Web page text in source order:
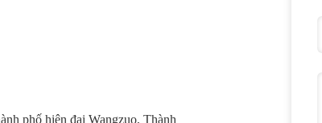
phố hiện đại Wangzuo, Thành